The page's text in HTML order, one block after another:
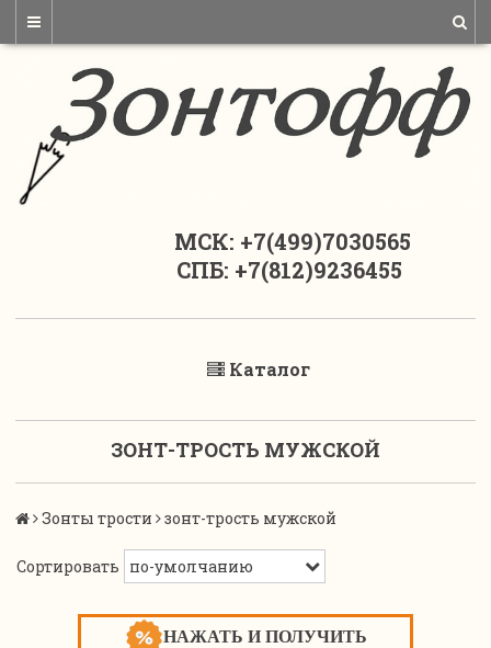
МСК: +7(499)7030565
СПБ: +7(812)9236455
Каталог
ЗОНТ-ТРОСТЬ МУЖСКОЙ
Зонты трости зонт-трость мужской
Сортировать
НАЖАТЬ И ПОЛУЧИТЬ